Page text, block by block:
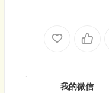
我的微信